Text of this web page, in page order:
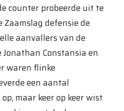
counter probeerde uit te
Zaamslag defensie de
aanvallers van de
Constansia en
waren flinke
een aantal
maar keer op keer wist